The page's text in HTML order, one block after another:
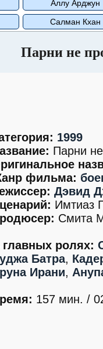
Аллу Арджун
Салман Кхан
Парни не
1999
Парни
фильма:
Дэвид
Имтиаз
Смита
главных ролях:
Батра,
Ирани,
157 мин. /